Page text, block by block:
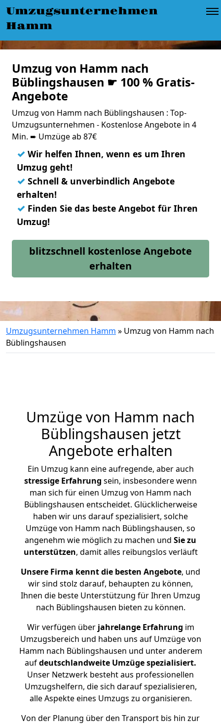
Umzugsunternehmen
Hamm
Umzug von Hamm nach
Büblingshausen ☛ 100 % Gratis-
Angebote
Umzug von Hamm nach Büblingshausen : Top-
Umzugsunternehmen - Kostenlose Angebote in 4
Min. ➨ Umzüge ab 87€
✓ Wir helfen Ihnen, wenn es um Ihren
Umzug geht!
✓ Schnell & unverbindlich Angebote
erhalten!
✓ Finden Sie das beste Angebot für Ihren
Umzug!
blitzschnell kostenlose Angebote
erhalten
Umzugsunternehmen Hamm » Umzug von Hamm nach
Büblingshausen
Umzüge von Hamm nach
Büblingshausen jetzt
Angebote erhalten
Ein Umzug kann eine aufregende, aber auch
stressige Erfahrung sein, insbesondere wenn
man sich für einen Umzug von Hamm nach
Büblingshausen entscheidet. Glücklicherweise
haben wir uns darauf spezialisiert, solche
Umzüge von Hamm nach Büblingshausen, so
angenehm wie möglich zu machen und Sie zu
unterstützen, damit alles reibungslos verläuft
Unsere Firma kennt die besten Angebote, und
wir sind stolz darauf, behaupten zu können,
Ihnen die beste Unterstützung für Ihren Umzug
nach Büblingshausen bieten zu können.
Wir verfügen überjahrelange Erfahrung im
Umzugsbereich und haben uns auf Umzüge von
Hamm nach Büblingshausen und unter anderem
aufdeutschlandweite Umzüge spezialisiert.
Unser Netzwerk besteht aus professionellen
Umzugshelfern, die sich darauf spezialisieren,
alle Aspekte eines Umzugs zu organisieren.
Von der Planung über den Transport bis hin zur